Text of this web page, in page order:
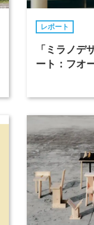
レポート
「ミラノデ
ート：フオ